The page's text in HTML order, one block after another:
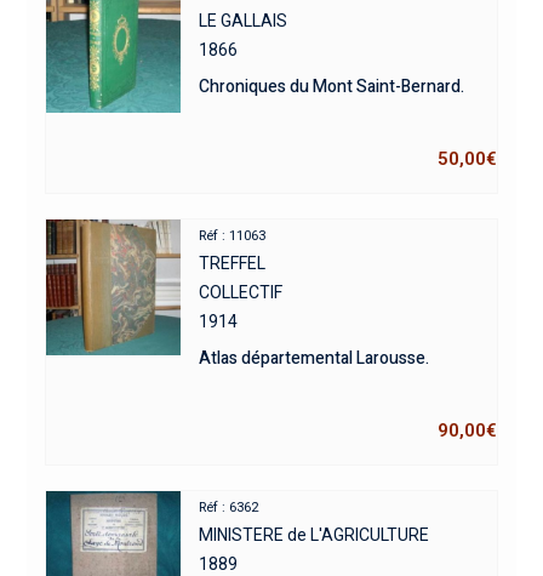
LE GALLAIS
1866
Chroniques du Mont Saint-Bernard.
50,00€
Réf : 11063
TREFFEL
COLLECTIF
1914
Atlas départemental Larousse.
90,00€
Réf : 6362
MINISTERE de L'AGRICULTURE
1889